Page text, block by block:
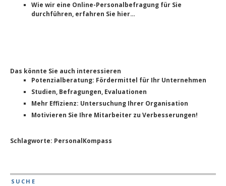
Wie wir eine Online-Personalbefragung für Sie
durchführen, erfahren Sie hier…
Das könnte Sie auch interessieren
Potenzialberatung: Fördermittel für Ihr Unternehmen
Studien, Befragungen, Evaluationen
Mehr Effizienz: Untersuchung Ihrer Organisation
Motivieren Sie Ihre Mitarbeiter zu Verbesserungen!
Schlagworte: PersonalKompass
SUCHE